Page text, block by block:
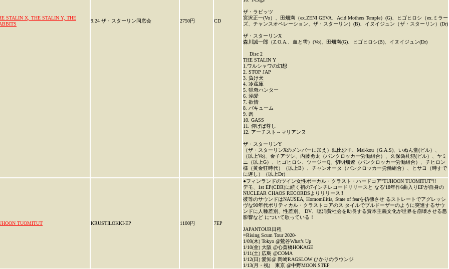
STALIN X, THE STALIN Y, THE
9.24 ザ・スターリン同窓会 2750円 CD
ザ・ラビッツ
宮沢正一(Vo）、田畑満（ex.ZENI GEVA、Acid Mothers Temple）(G)、ヒゴヒロシ（ex.ミラー
ズ、チャンスオペレーション、ザ・スターリン）(B)、イヌイジュン（ザ・スターリン）(Dr)
ザ・スターリンX
森川誠一郎（Z.O.A.、血と雫）(Vo)、田畑満(G)、ヒゴヒロシ(B)、イヌイジュン(Dr)
Disc 2
THE STALIN Y
1.ワルシャワの幻想
2. STOP JAP
3. 負け犬
4. 冷蔵庫
5. 猟奇ハンター
6. 溺愛
7. 欲情
8. バキューム
9. 肉
10. GASS
11. 仰げば尊し
12. アーチスト～マリアンヌ
ザ・スターリンY
（ザ・スターリンXのメンバーに加え）泯比沙子、Mai-kou（G.A.S)、いぬん堂(ビル）、
（以上Vo)、金子アツシ、内藤勇太（パンクロッカー労働組合）、久保偽札犯(ビル）、ヤミ
ニ（以上G）、ヒゴヒロシ、ツージーQ、切明畑遼（パンクロッカー労働組合）、チヒロン
様（黄金狂時代）（以上B）、チャンオータ（パンクロッカー労働組合）、ヒサヨ（時すで
に遅し）（以上Dr）
TUOMITUT KRUSTILOKKI-EP 1100円 7EP
●フィンランドのツイン女性ボーカル・クラスト・ハードコア"TUHOON TUOMITUT"!!
デモ、1st EP(CDR)に続く初の7インチレコードリリースと なる'18年作6曲入りEPが自身の
NUCLEAR CHAOS RECORDSよりリリース!!
彼等のサウンドはNAUSEA, Homomilitia, State of fearを彷彿させ るストレートでアグレッシ
ヴな90年代ポリティカル・クラストコアのス タイルでブルドーザーのように突進するサウ
ンドに人種差別、性差別、 DV、聴消費社会を助長する資本主義文化が世界を崩壊させる悪
影響など について歌っている！
JAPANTOUR日程
=Rising Scum Tour 2020-
1/09(木) Tokyo @鶯谷What’s Up
1/10(金) 大阪 @心斎橋HOKAGE
1/11(土) 広島 @COMA
1/12(日) 愛知@ 岡崎RAGSLOW ひかりのラウンジ
1/13(月・祝) 東京 @中野MOON STEP